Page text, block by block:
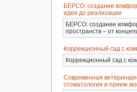
БЕРСО: создание
идеи до реализации
БЕРСО: создание
пространств – от
Коррекционный сад с
Коррекционный сад с
Современная
стоматология и прием